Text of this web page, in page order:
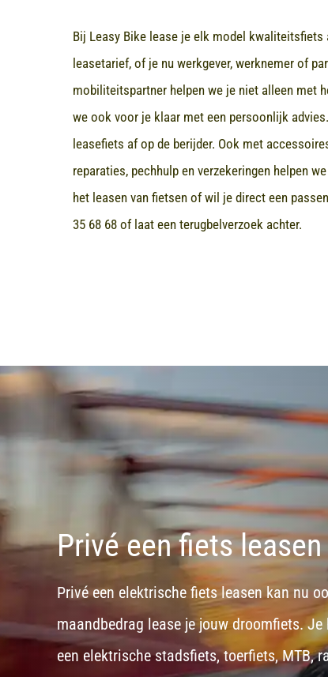
Bij Leasy Bike lease je elk model kwaliteitsfiets
leasetarief, of je nu werkgever, werknemer of
mobiliteitspartner helpen we je niet alleen met
we ook voor je klaar met een persoonlijk
leasefiets af op de berijder. Ook met
reparaties, pechhulp en verzekeringen helpen
het leasen van fietsen of wil je direct een
35 68 68of laat een terugbelverzoek achter.
Privé een fiets leasen
Privé een elektrische fiets leasen kan nu
maandbedrag lease je jouw droomfiets.
een elektrische stadsfiets, toerfiets,MTB,